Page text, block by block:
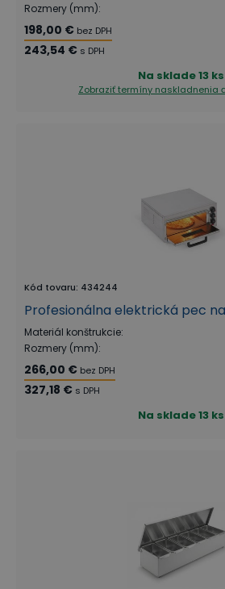
Rozmery (mm):
198,00 € bez DPH
243,54 € s DPH
Na sklade13 ks
Zobraziť termíny naskladnenia
Kód tovaru: 434244
Profesionálna elektrická pec
Materiál konštrukcie:
Rozmery (mm):
266,00 € bez DPH
327,18 € s DPH
Na sklade13 ks